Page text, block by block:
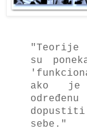
"Teorije
su
ako je
sebe."